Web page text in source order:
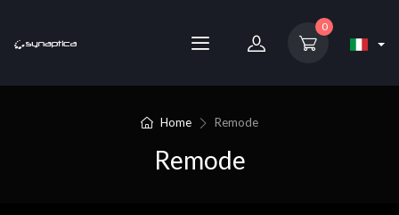
0
Home Remode
Remode